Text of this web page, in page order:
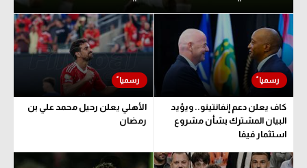
كاف يعلن دعم إنفانتينو.. ويؤيد
البيان المشترك بشأن مشروع
استثمار فيفا
الأهلي يعلن رحيل محمد علي بن
رمضان